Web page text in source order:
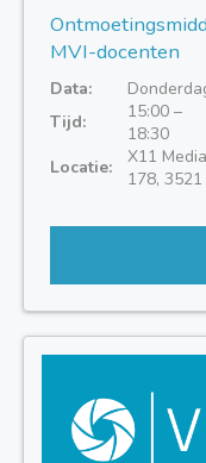
MVI-docenten
Data:
Tijd:
15:00 –
18:30
Locatie:
X11
178,